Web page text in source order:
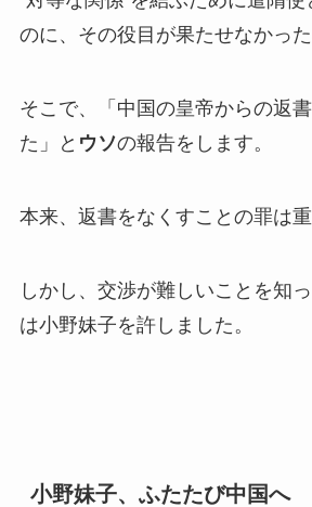
のに、その役目が果たせなかった
そこで、「中国の皇帝からの返
た」と ウソの報告をします。
本来、返書をなくすことの罪は重
しかし、交渉が難しいことを知
は小野妹子を許しました。
小野妹子、ふたたび中国へ